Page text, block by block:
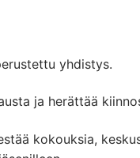
yhdistys.
ja herättää
kokouksia,